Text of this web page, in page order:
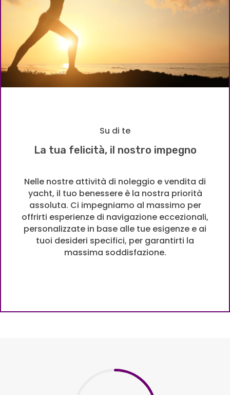
Su di te
La tua felicità, il nostro impegno
Nelle nostre attività di noleggio e vendita di
yacht, il tuo benessere è la nostra priorità
assoluta. Ci impegniamo al massimo per
offrirti esperienze di navigazione eccezionali,
personalizzate in base alle tue esigenze e ai
tuoi desideri specifici, per garantirti la
massima soddisfazione.